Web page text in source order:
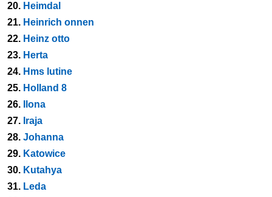
20. Heimdal
21. Heinrich onnen
22. Heinz otto
23. Herta
24. Hms lutine
25. Holland 8
26.
Ilona
27. Iraja
28. Johanna
29. Katowice
30. Kutahya
31. Leda